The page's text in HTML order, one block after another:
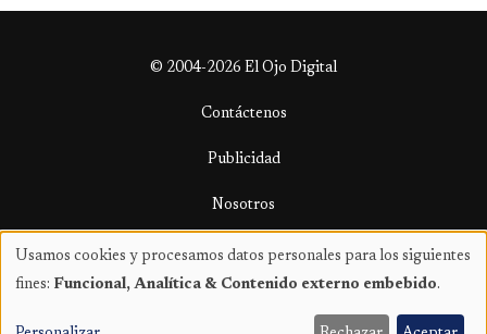
© 2004-2026 El Ojo Digital
Contáctenos
Publicidad
Nosotros
Términos y condiciones
Uso
Usamos cookies y procesamos datos personales para los siguientes
fines: Funcional, Analítica & Contenido externo embebido.